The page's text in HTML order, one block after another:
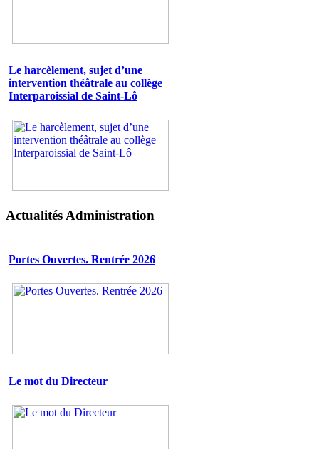
Le harcèlement, sujet d’une
intervention théâtrale au collège
Interparoissial de Saint-Lô
Actualités Administration
Portes Ouvertes. Rentrée 2026
Le mot du Directeur